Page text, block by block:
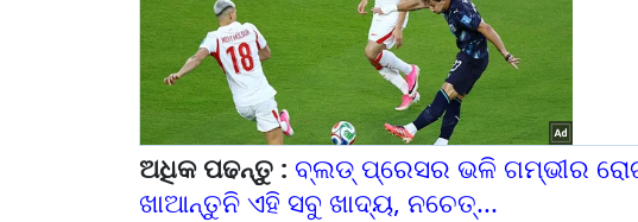
ଅଧିକ ପଢନ୍ତୁ : ବ୍ଲଡ୍ ପ୍ରେସର ଭଳି ଗମ୍ଭୀର
ଖାଆନ୍ତୁନି ଏହି ସବୁ ଖାଦ୍ୟ, ନଚେତ୍...